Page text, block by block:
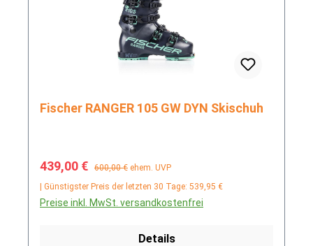
Fischer RANGER 105 GW DYN Skischuh
Verkaufspreis:
439,00 € Regulärer Preis:
600,00 € ehem. UVP
| Günstigster Preis der letzten 30 Tage: 539,95 €
Preise inkl. MwSt. versandkostenfrei
Details